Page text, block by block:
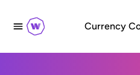
Currency